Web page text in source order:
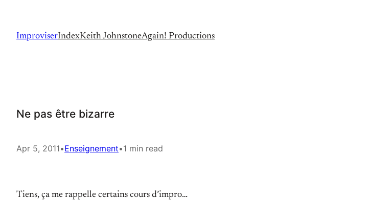
content
ImproviserIndexKeith JohnstoneAgain! Productions
Ne pas être bizarre
Apr 5, 2011•Enseignement•1 min read
Tiens, ça me rappelle certains cours d’impro…